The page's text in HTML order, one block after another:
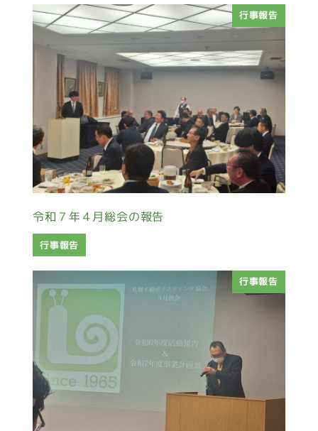
行事報告
令和７年４月総会の報告
行事報告
行事報告